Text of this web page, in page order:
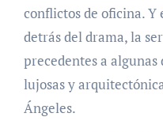
conflictos de oficina. Y
detrás del drama, la
precedentes a algunas
lujosas y
Ángeles.